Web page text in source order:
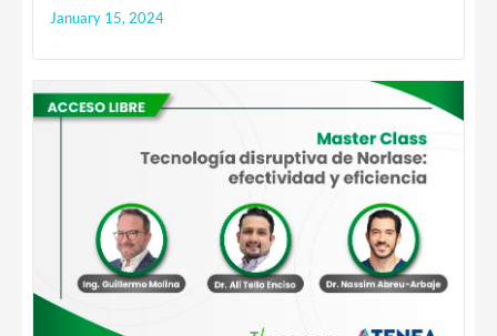
January 15, 2024